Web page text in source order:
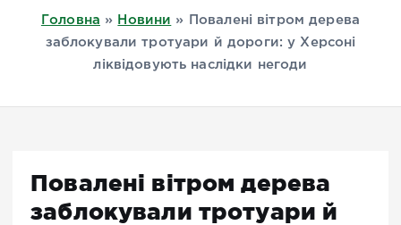
Головна » Новини »
Повалені вітром дерева
заблокували тротуари й дороги: у Херсоні
ліквідовують наслідки негоди
Повалені вітром дерева
заблокували тротуари й